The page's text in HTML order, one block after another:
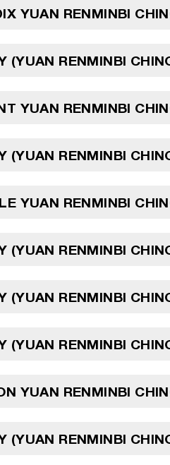
YUAN RENMINBI
(YUAN RENMINBI
YUAN RENMINBI
(YUAN RENMINBI
YUAN RENMINBI
(YUAN RENMINBI
(YUAN RENMINBI
(YUAN RENMINBI
YUAN RENMINBI
(YUAN RENMINBI